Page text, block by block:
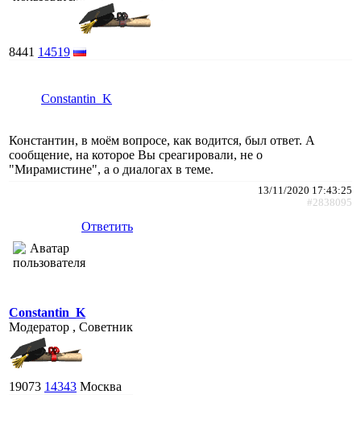
8441 14519
Constantin_K
Константин, в моём вопросе, как водится, был ответ. А
сообщение, на которое Вы среагировали, не о
"Мирамистине", а о диалогах в теме.
13/11/2020 17:43:25
#2838095
Ответить
Constantin_K
Модератор , Советник
19073 14343 Москва